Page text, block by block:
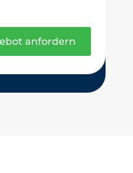
anfordern